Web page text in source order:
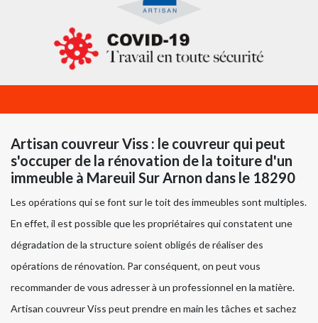
Artisan couvreur Viss : le couvreur qui peut
s'occuper de la rénovation de la toiture d'un
immeuble à Mareuil Sur Arnon dans le 18290
Les opérations qui se font sur le toit des immeubles sont multiples.
En effet, il est possible que les propriétaires qui constatent une
dégradation de la structure soient obligés de réaliser des
opérations de rénovation. Par conséquent, on peut vous
recommander de vous adresser à un professionnel en la matière.
Artisan couvreur Viss peut prendre en main les tâches et sachez